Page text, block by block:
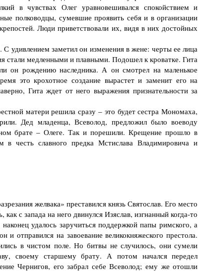
в чувствах Олег уравновешивался спокойствием и
полководцы, сумевшие проявить себя и в организации
Люди приветствовали их, видя в них достойных
заметил он изменения в жене: черты ее лица
стали медленными и плавными. Подошел к кроватке. Гита
он рождению наследника. А он смотрел на маленькое
это крохотное создание вырастет и заменит его на
Гита ждет от него выражения признательности за
матери решила сразу – это будет сестра Мономаха,
Дед младенца, Всеволод, предложил было воеводу
брате – Олеге. Так и порешили. Крещение прошло в
честь славного предка Мстислава Владимировича и
желвака» преставился князь Святослав. Его место
с запада на него двинулся Изяслав, изгнанный когда-то
удалось заручиться поддержкой папы римского, а
и отправился на завоевание великокняжеского престола.
в чистом поле. Но битвы не случилось, они сумели
своему старшему брату. А потом начался передел
Чернигов, его забрал себе Всеволод; ему же отошли